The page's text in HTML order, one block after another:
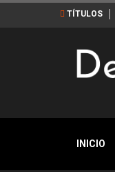
TÍTULOS
INICIO